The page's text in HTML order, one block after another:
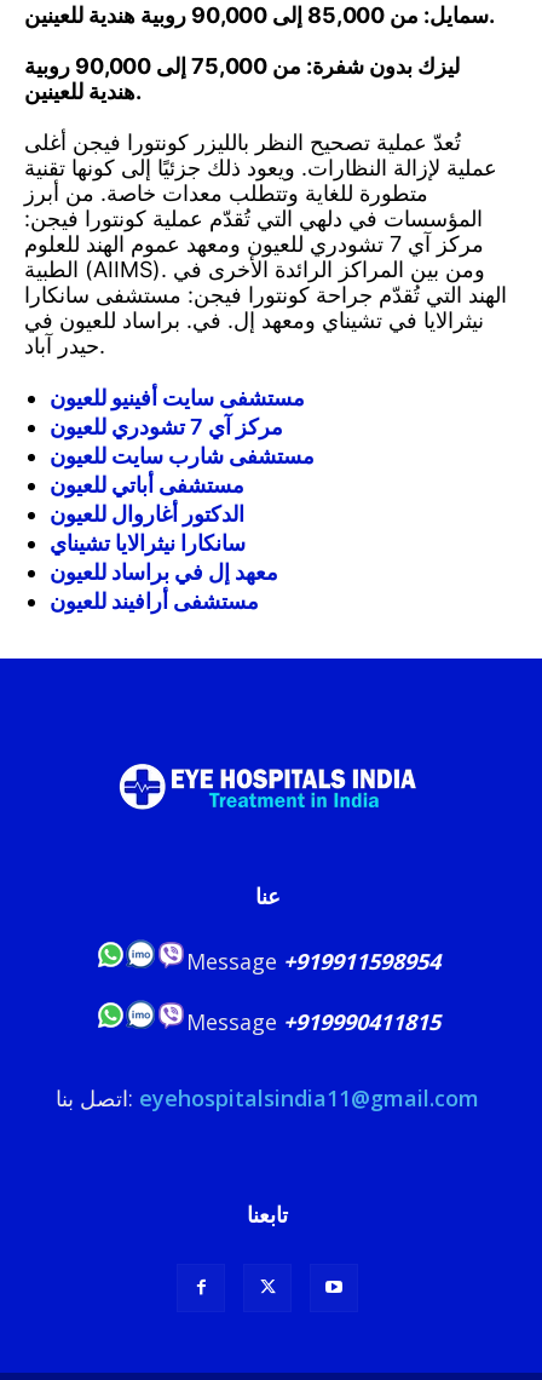
سمايل: من 85,000 إلى 90,000 روبية هندية للعينين.
ليزك بدون شفرة: من 75,000 إلى 90,000 روبية
هندية للعينين.
تُعدّ عملية تصحيح النظر بالليزر كونتورا فيجن أغلى
عملية لإزالة النظارات. ويعود ذلك جزئيًا إلى كونها تقنية
متطورة للغاية وتتطلب معدات خاصة. من أبرز
المؤسسات في دلهي التي تُقدّم عملية كونتورا فيجن:
مركز آي 7 تشودري للعيون ومعهد عموم الهند للعلوم
الطبية (AIIMS). ومن بين المراكز الرائدة الأخرى في
الهند التي تُقدّم جراحة كونتورا فيجن: مستشفى سانكارا
نيثرالايا في تشيناي ومعهد إل. في. براساد للعيون في
حيدر آباد.
مستشفى سايت أفينيو للعيون
مركز آي 7 تشودري للعيون
مستشفى شارب سايت للعيون
مستشفى أباتي للعيون
الدكتور أغاروال للعيون
سانكارا نيثرالايا تشيناي
معهد إل في براساد للعيون
مستشفى أرافيند للعيون
عنا
Message +919911598954
Message +919990411815
اتصل بنا: eyehospitalsindia11@gmail.com
تابعنا